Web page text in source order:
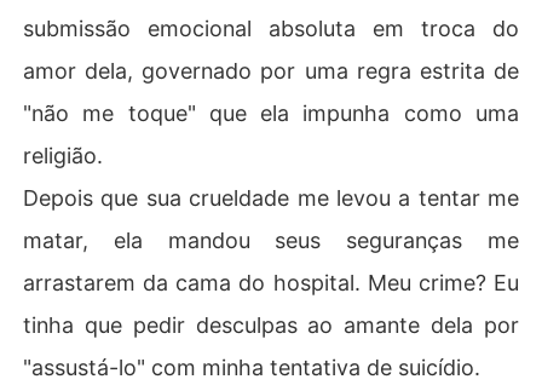
Enquanto eu vomitava em agonia no chão, o amante del
estava grávido.
Olhei para minha esposa, esperando que ela risse do ab
surdo. Em vez disso, um olhar calculista cruzou seu rost
o. Ela estava realmente considerando aquela farsa. Naq
uele momento, a última fagulha de esperança de que el
a um dia me amou morreu.
Enquanto eu desmaiava de dor e álcool, eles levaram m
inha maca embora. Eva se inclinou e sussurrou: "Já que
submissão emocional absoluta em troca do
amor dela, governado por uma regra estrita de
"não me toque" que ela impunha como uma
religião.
Depois que sua crueldade me levou a tentar me
matar, ela mandou seus seguranças me
arrastarem da cama do hospital. Meu crime? Eu
tinha que pedir desculpas ao amante dela por
"assustá-lo" com minha tentativa de suicídio.